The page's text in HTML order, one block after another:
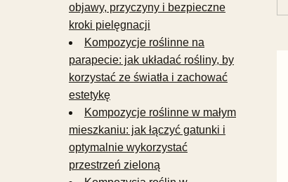
objawy, przyczyny i bezpieczne
kroki pielęgnacji
Kompozycje roślinne na
parapecie: jak układać rośliny, by
korzystać ze światła i zachować
estetykę
Kompozycje roślinne w małym
mieszkaniu: jak łączyć gatunki i
optymalnie wykorzystać
przestrzeń zieloną